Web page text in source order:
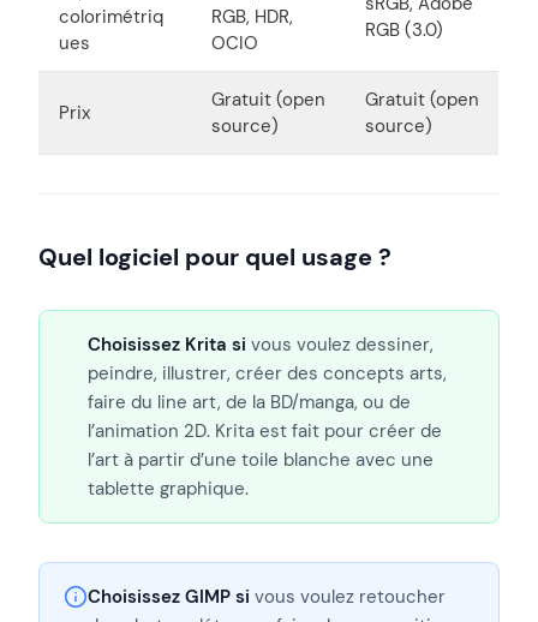
colorimétriq
ues
RGB, HDR,
OCIO
RGB (3.0)
Prix
Gratuit (open
source)
Gratuit (open
source)
Quel logiciel pour quel usage ?
Choisissez Krita si vous voulez dessiner,
peindre, illustrer, créer des concepts arts,
faire du line art, de la BD/manga, ou de
l’animation 2D. Krita est fait pour créer de
l’art à partir d’une toile blanche avec une
tablette graphique.
Choisissez GIMP si vous voulez retoucher